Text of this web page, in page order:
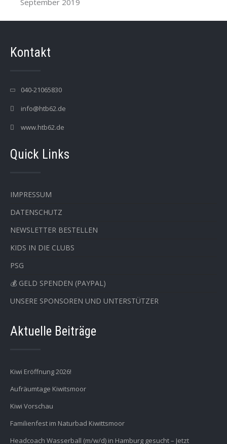
September 2019
Kontakt
040-21065830
info@htb62.de
www.htb62.de
Quick Links
IMPRESSUM
DATENSCHUTZ
NEWSLETTER BESTELLEN
KIDS IN DIE CLUBS
PSG
💰 GELD SPENDEN (PAYPAL)
UNSERE SPONSOREN UND UNTERSTÜTZER
Aktuelle Beiträge
Kiwi Eröffnung 2026!
Aufräumtage Kiwitsmoor
Kiwi Vorschau
Familienfest im Naturbad Kiwittsmoor
Headcoach Wasserball (m/w/d) in Hamburg gesucht – Jetzt